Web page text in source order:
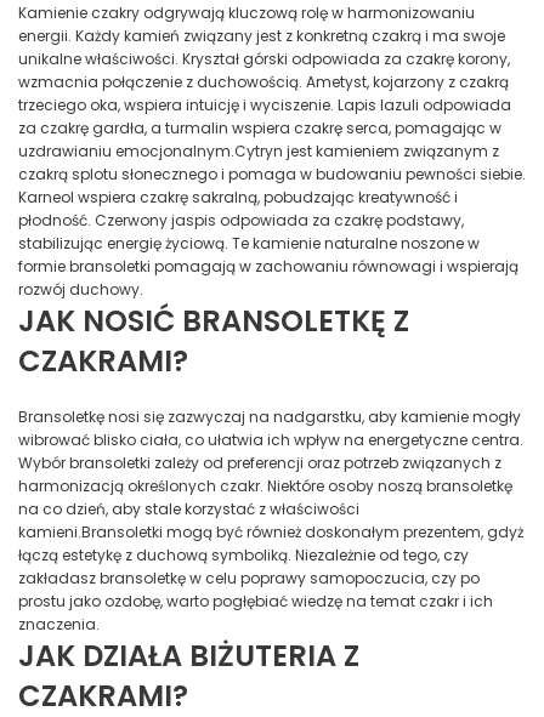
Kamienie czakry odgrywają kluczową rolę w harmonizowaniu
energii. Każdy kamień związany jest z konkretną czakrą i ma swoje
unikalne właściwości. Kryształ górski odpowiada za czakrę korony,
wzmacnia połączenie z duchowością. Ametyst, kojarzony z czakrą
trzeciego oka, wspiera intuicję i wyciszenie. Lapis lazuli odpowiada
za czakrę gardła, a turmalin wspiera czakrę serca, pomagając w
uzdrawianiu emocjonalnym.Cytryn jest kamieniem związanym z
czakrą splotu słonecznego i pomaga w budowaniu pewności siebie.
Karneol wspiera czakrę sakralną, pobudzając kreatywność i
płodność. Czerwony jaspis odpowiada za czakrę podstawy,
stabilizując energię życiową. Te kamienie naturalne noszone w
formie bransoletki pomagają w zachowaniu równowagi i wspierają
rozwój duchowy.
JAK NOSIĆ BRANSOLETKĘ Z
CZAKRAMI?
Bransoletkę nosi się zazwyczaj na nadgarstku, aby kamienie mogły
wibrować blisko ciała, co ułatwia ich wpływ na energetyczne centra.
Wybór bransoletki zależy od preferencji oraz potrzeb związanych z
harmonizacją określonych czakr. Niektóre osoby noszą bransoletkę
na co dzień, aby stale korzystać z właściwości
kamieni.Bransoletki mogą być również doskonałym prezentem, gdyż
łączą estetykę z duchową symboliką. Niezależnie od tego, czy
zakładasz bransoletkę w celu poprawy samopoczucia, czy po
prostu jako ozdobę, warto pogłębiać wiedzę na temat czakr i ich
znaczenia.
JAK DZIAŁA BIŻUTERIA Z
CZAKRAMI?